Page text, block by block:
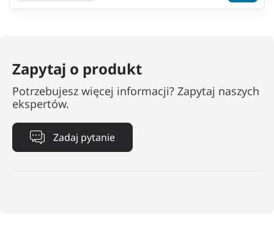
Zapytaj o produkt
Potrzebujesz więcej informacji? Zapytaj naszych
ekspertów.
Zadaj pytanie